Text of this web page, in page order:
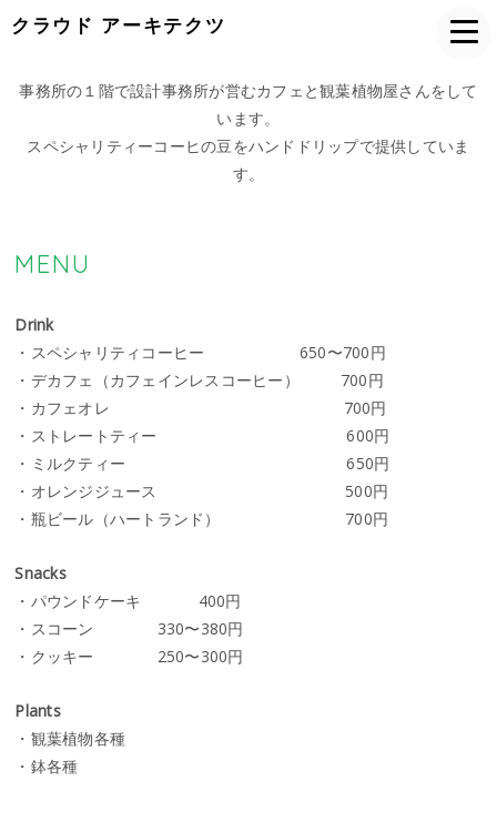
クラウド アーキテクツ
事務所の１階で設計事務所が営むカフェと観葉植物屋さんをして
います。
スペシャリティーコーヒの豆をハンドドリップで提供していま
す。
MENU
Drink
・スペシャリティコーヒー 650〜700円
・デカフェ（カフェインレスコーヒー） 700円
・カフェオレ 700円
・ストレートティー 600円
・ミルクティー 650円
・オレンジジュース 500円
・瓶ビール（ハートランド） 700円
Snacks
・パウンドケーキ 400円
・スコーン 330〜380円
・クッキー 250〜300円
Plants
・観葉植物各種
・鉢各種